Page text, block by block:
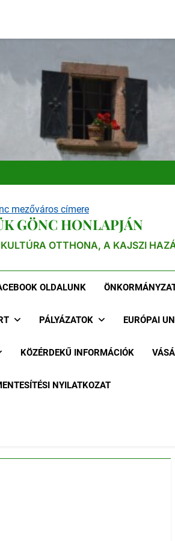
GÖNC HONLAPJÁN
OTTHONA, A KAJSZI
OLDALUNK
PÁLYÁZATOK EURÓPAI
KÖZÉRDEKŰ INFORMÁCIÓK
NYILATKOZAT